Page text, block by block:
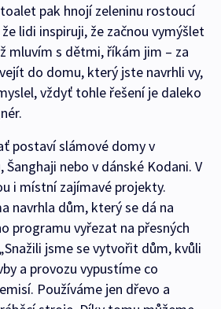
pak hnojí zeleninu rostoucí
lidi inspiruji, že začnou vymýšlet
mluvím s dětmi, říkám jim – za
do domu, který jste navrhli vy,
vždyť tohle řešení je daleko
postaví slámové domy v
Šanghaji nebo v dánské Kodani. V
i místní zajímavé projekty.
navrhla dům, který se dá na
programu vyřezat na přesných
jsme se vytvořit dům, kvůli
a provozu vypustíme co
Používáme jen dřevo a